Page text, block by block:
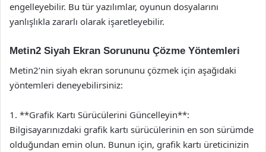
engelleyebilir. Bu tür yazılımlar, oyunun dosyalarını
yanlışlıkla zararlı olarak işaretleyebilir.
Metin2 Siyah Ekran Sorununu Çözme Yöntemleri
Metin2’nin siyah ekran sorununu çözmek için aşağıdaki
yöntemleri deneyebilirsiniz:
1. **Grafik Kartı Sürücülerini Güncelleyin**:
Bilgisayarınızdaki grafik kartı sürücülerinin en son sürümde
olduğundan emin olun. Bunun için, grafik kartı üreticinizin